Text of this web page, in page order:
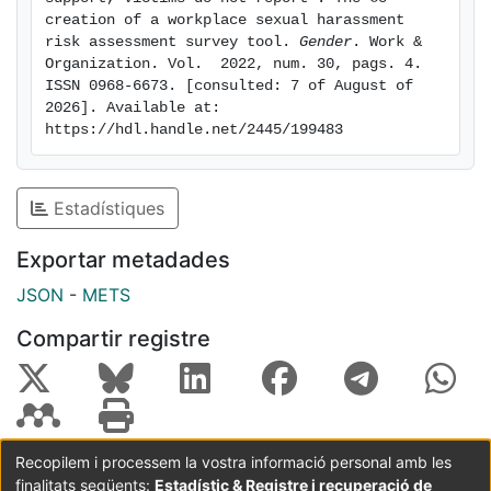
creation of a workplace sexual harassment
risk assessment survey tool. Gender . Work &
Organization. Vol.  2022, num. 30, pags. 4.
ISSN 0968-6673. [consulted: 7 of August of
2026]. Available at:
https://hdl.handle.net/2445/199483
Estadístiques
Exportar metadades
JSON - METS
Compartir registre
Coordinació:CRAI UB Avís legal Metadades
Recopilem i processem la vostra informació personal amb les
finalitats següents: Estadístic & Registre i recuperació de